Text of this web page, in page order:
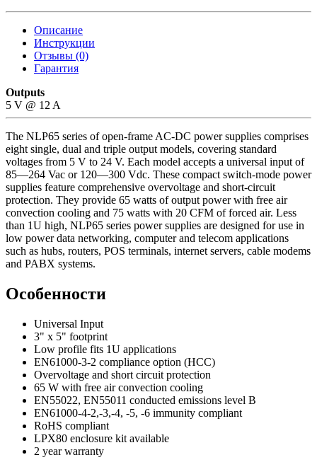
Описание
Инструкции
Отзывы (0)
Гарантия
Outputs
5 V @ 12 A
The NLP65 series of open-frame AC-DC power supplies comprises
eight single, dual and triple output models, covering standard
voltages from 5 V to 24 V. Each model accepts a universal input of
85—264 Vac or 120—300 Vdc. These compact switch-mode power
supplies feature comprehensive overvoltage and short-circuit
protection. They provide 65 watts of output power with free air
convection cooling and 75 watts with 20 CFM of forced air. Less
than 1U high, NLP65 series power supplies are designed for use in
low power data networking, computer and telecom applications
such as hubs, routers, POS terminals, internet servers, cable modems
and PABX systems.
Особенности
Universal Input
3" x 5" footprint
Low profile fits 1U applications
EN61000-3-2 compliance option (HCC)
Overvoltage and short circuit protection
65 W with free air convection cooling
EN55022, EN55011 conducted emissions level B
EN61000-4-2,-3,-4, -5, -6 immunity compliant
RoHS compliant
LPX80 enclosure kit available
2 year warranty